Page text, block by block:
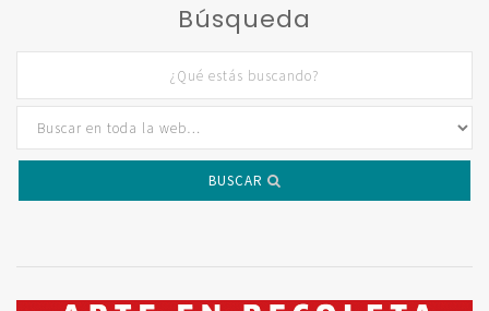
Búsqueda
BUSCAR